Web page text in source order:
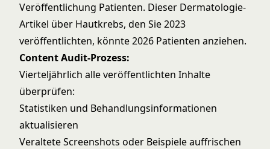
Veröffentlichung Patienten. Dieser Dermatologie-
Artikel über Hautkrebs, den Sie 2023
veröffentlichten, könnte 2026 Patienten anziehen.
Content Audit-Prozess:
Vierteljährlich alle veröffentlichten Inhalte
überprüfen:
Statistiken und Behandlungsinformationen
aktualisieren
Veraltete Screenshots oder Beispiele auffrischen